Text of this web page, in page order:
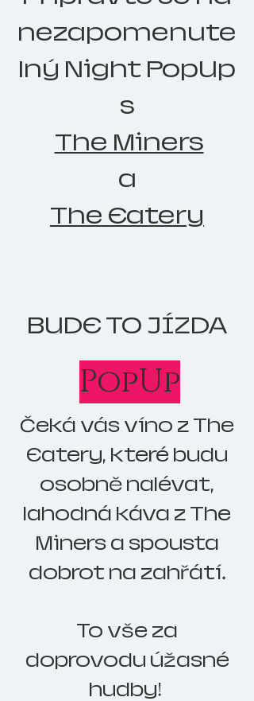
nezapomenute
lný Night PopUp
s
The Miners
a
The Eatery
BUDE TO JÍZDA
PopUp
Čeká vás víno z The
Eatery, které budu
osobně nalévat,
lahodná káva z The
Miners a spousta
dobrot na zahřátí.
To vše za
doprovodu úžasné
hudby!